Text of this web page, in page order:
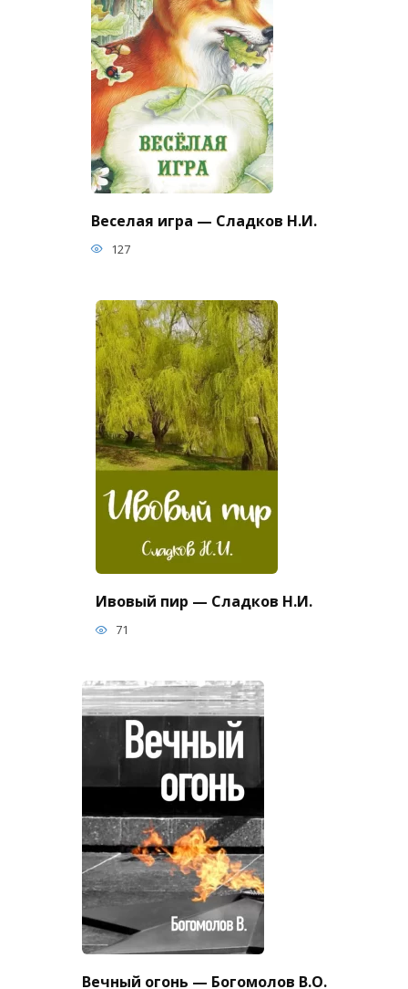
Веселая игра — Сладков Н.И.
127
Ивовый пир — Сладков Н.И.
71
Вечный огонь — Богомолов В.О.